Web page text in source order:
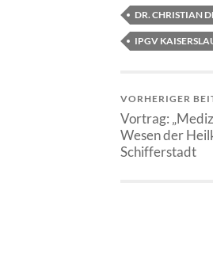
DR. CHRISTIAN
IPGV
VORHERIGER
Vortrag:
Wesen der
Schifferstadt